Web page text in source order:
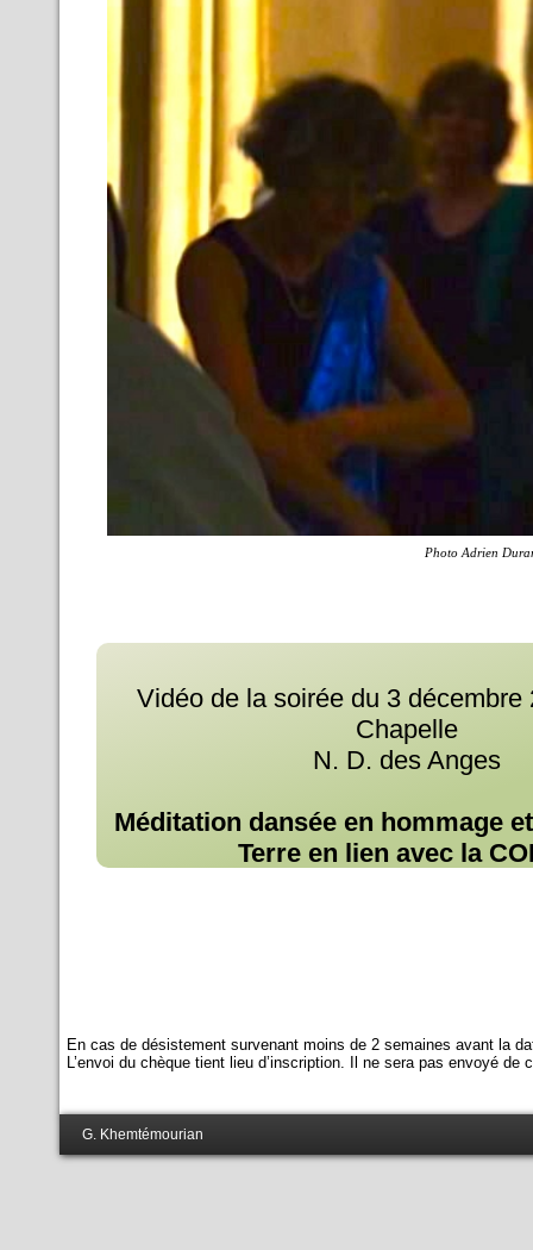
En coanimation avec
Christophe de
coach
Infos : 01 45 44 01 87,www.forum104.org
Photo Adrien
Vidéo de la soirée du 3 décembre
Chapelle
N. D. des Anges
Méditation dansée en hommage
Terre en lien avec la
En cas de désistement survenant moins de 2 semaines avant la
L’envoi du chèque tient lieu d’inscription. Il ne sera pas envoyé de
G. Khemtémourian